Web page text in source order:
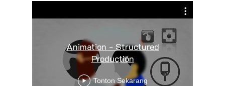
Animation - Structured
Production
Tonton Sekarang